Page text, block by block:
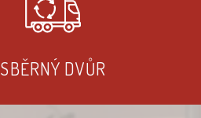
SBĚRNÝ DVŮR